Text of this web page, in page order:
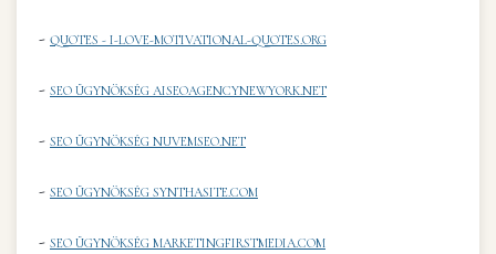
- QUOTES - I-LOVE-MOTIVATIONAL-QUOTES.ORG
- SEO ÜGYNÖKSÉG AISEOAGENCYNEWYORK.NET
- SEO ÜGYNÖKSÉG NUVEMSEO.NET
- SEO ÜGYNÖKSÉG SYNTHASITE.COM
- SEO ÜGYNÖKSÉG MARKETINGFIRSTMEDIA.COM